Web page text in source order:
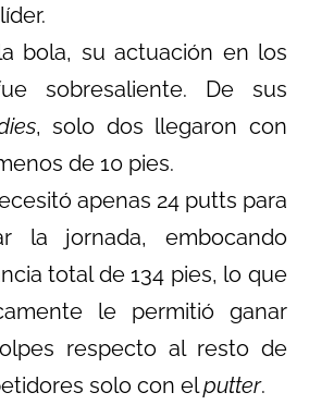
bola, su actuación en los
sobresaliente. De sus
, solo dos llegaron con
de 10 pies.
apenas 24 putts para
la jornada, embocando
total de 134 pies, lo que
le permitió ganar
respecto al resto de
solo con elputter.